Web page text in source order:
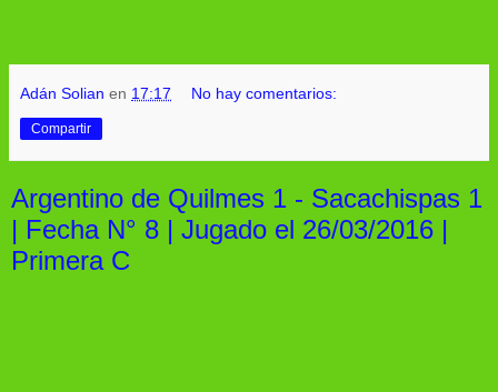
Adán Solian en 17:17 No hay comentarios:
Compartir
Argentino de Quilmes 1 - Sacachispas 1
| Fecha N° 8 | Jugado el 26/03/2016 |
Primera C